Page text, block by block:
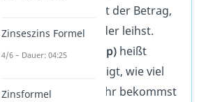
: Das ist der Betrag,
den du anlegst oder leihst.
DerProzentsatz (p) heißt
: Er zeigt, wie viel
Prozent du pro Jahr bekommst
Zinseszins Formel
4/6 – Dauer: 04:25
Zinsformel